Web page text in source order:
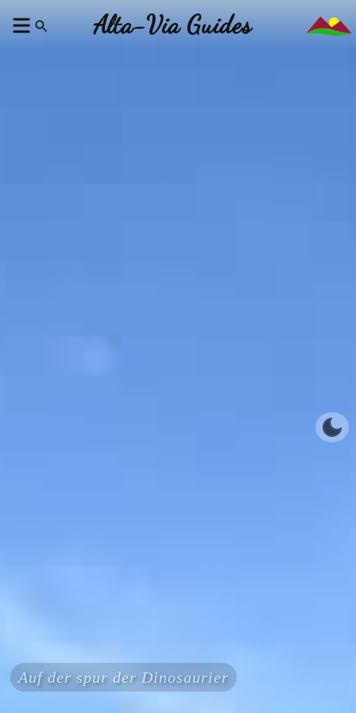
Alta-Via Guides
Auf der spur der Dinosaurier